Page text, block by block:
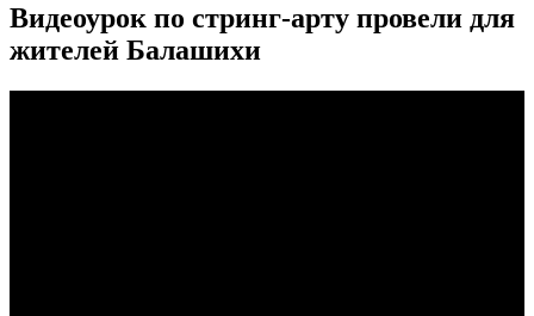
Видеоурок по стринг-арту провели для
жителей Балашихи